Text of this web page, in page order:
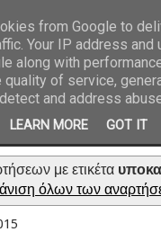
με ετικέτα
όλων των
from Google to
Your IP address and
along with
of service,
and address
LEARN MORE GOT IT